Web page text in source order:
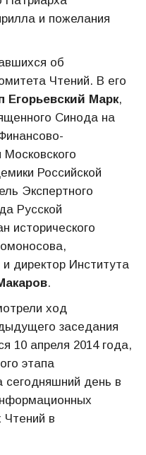
и пожелания
об
Чтений. В его
Егорьевский Марк,
Синода на
Московского
Российской
Экспертного
Русской
исторического
и директор Института
.
ход
заседания
10 апреля 2014 года,
этапа
сегодняшний день в
Чтений в